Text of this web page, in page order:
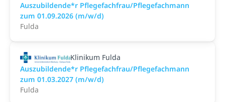
Auszubildende*r Pflegefachfrau/Pflegefachmann
zum 01.09.2026 (m/w/d)
Fulda
Klinikum Fulda
Auszubildende*r Pflegefachfrau/Pflegefachmann
zum 01.03.2027 (m/w/d)
Fulda